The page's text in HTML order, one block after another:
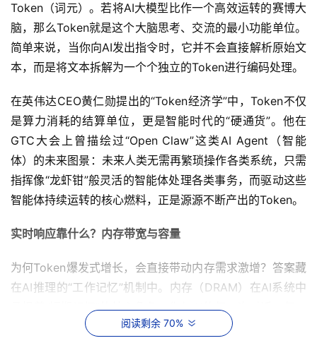
Token（词元）。若将AI大模型比作一个高效运转的赛博大
脑，那么Token就是这个大脑思考、交流的最小功能单位。
简单来说，当你向AI发出指令时，它并不会直接解析原始文
本，而是将文本拆解为一个个独立的Token进行编码处理。
在英伟达CEO黄仁勋提出的“Token经济学”中，Token不仅
是算力消耗的结算单位，更是智能时代的“硬通货”。他在
GTC大会上曾描绘过“Open Claw”这类AI Agent（智能
体）的未来图景：未来人类无需再繁琐操作各类系统，只需
指挥像“龙虾钳”般灵活的智能体处理各类事务，而驱动这些
智能体持续运转的核心燃料，正是源源不断产出的Token。
实时响应靠什么？内存带宽与容量
为何Token爆发式增长，会直接带动内存需求激增？答案藏
在AI推理的“工作记忆”机制中。内存（DRAM）在AI系统中
承担着“短期记忆”的核心角色，你与AI的每一次对话、每一
次指令交互，都需要内存专门存储相关数据、维持会话状
阅读剩余 70%